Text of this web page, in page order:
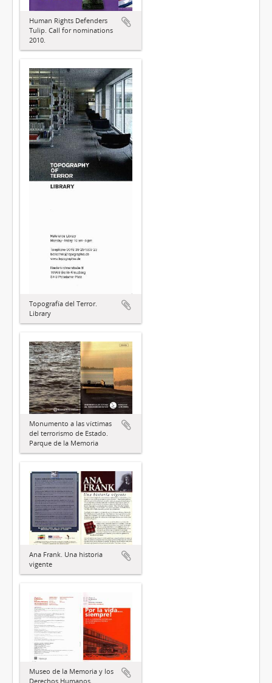
Human Rights Defenders
Tulip. Call for nominations
2010.
Topografía del Terror.
Library
Monumento a las víctimas
del terrorismo de Estado.
Parque de la Memoria
Ana Frank. Una historia
vigente
Museo de la Memoria y los
Derechos Humanos.